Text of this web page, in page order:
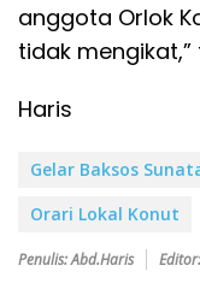
anggota Orlok
tidak
Haris
Gelar Baksos
Orari Lokal Konut
Penulis: Abd.Haris